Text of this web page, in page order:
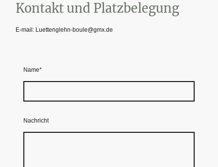
Kontakt und Platzbelegung
E-mail: Luettenglehn-boule@gmx.de
Name*
Nachricht